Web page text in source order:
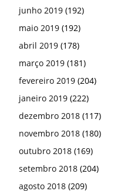
junho 2019 (192)
maio 2019 (192)
abril 2019 (178)
março 2019 (181)
fevereiro 2019 (204)
janeiro 2019 (222)
dezembro 2018 (117)
novembro 2018 (180)
outubro 2018 (169)
setembro 2018 (204)
agosto 2018 (209)